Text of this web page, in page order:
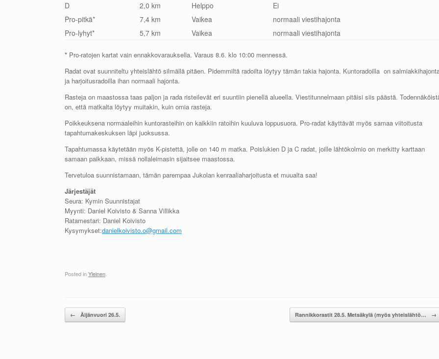
D
2,0 km Helppo
Ei
Pro-pitkä*
7,4 km Vaikea
normaali viestihajonta
Pro-lyhyt*
5,7 km Vaikea normaali viestihajonta
* Pro-ratojen kartat vain ennakkovarauksella. Varaus 8.6. klo 10:00 mennessä.
Radat ovat suunniteltu yhteislähtö silmällä pitäen. Pidemmiltä radoilta löytyy tämän takia hajonta. Kuntoradoilla on
ja harjoitusradoilla ihan normaali hajonta.
Rasteja on maastossa taas paljon ja rada risteilevät eri suuntiin pienellä alueella. Viestitunnelmaan pitäisi siis päästä.
on, että matkalta löytyy muitakin, kuin omia rasteja.
Poikkeuksena normaaleihin kuntorasteihin on kaikkiin ratoihin kuuluva loppusuora. Pro-radat käyttävät myös samaa viitoitusta
tapahtumakeskuksen läpi juoksussa.
Tapahtumassa käytetään myös K-pistettä, jolle on 140 m matka. Poislukien D ja C radat, joille lähtökolmio on merkitty karttaan
samaan paikkaan, missä nollaleimasin sijaitsee maastossa.
Tervetuloa suunnistamaan, tämän parempaa Jukolan kenraaliaharjoitusta et muualta saa!
Järjestäjät
Seura: Kymin Suunnistajat
Myynti: Daniel Koivisto & Sanna Villikka
Ratamestari: Daniel Koivisto
Kysymykset:danielkoivisto.o@gmail.com
Posted inYleinen
Post navigation
← Äijänvuori 26.5. Rannikkorastit 28.5. Metsäkylä (myös yhteislähtö… →